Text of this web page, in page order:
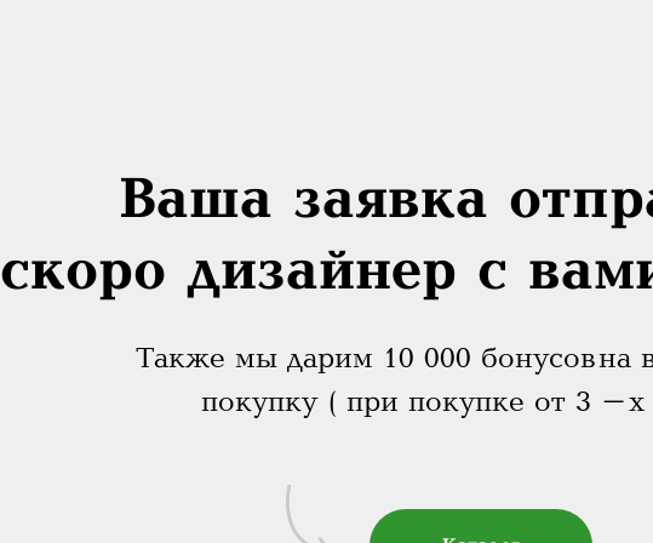
Ваша заявка
скоро дизайнер с
Также мы дарим 10 000 бонусов на
покупку ( при покупке от 3 -х